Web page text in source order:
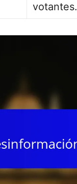
votantes.